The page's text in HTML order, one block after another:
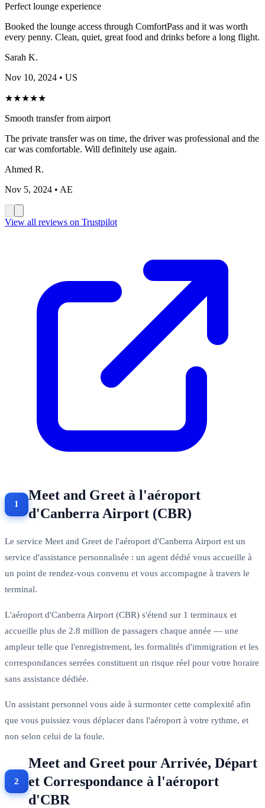
Perfect lounge experience
Booked the lounge access through ComfortPass and it was worth
every penny. Clean, quiet, great food and drinks before a long flight.
Sarah K.
Nov 10, 2024 • US
★★★★★
Smooth transfer from airport
The private transfer was on time, the driver was professional and the
car was comfortable. Will definitely use again.
Ahmed R.
Nov 5, 2024 • AE
View all reviews on Trustpilot
Meet and Greet à l'aéroport
d'Canberra Airport (CBR)
Le service Meet and Greet de l'aéroport d'Canberra Airport est un
service d'assistance personnalisée : un agent dédié vous accueille à
un point de rendez-vous convenu et vous accompagne à travers le
terminal.
L'aéroport d'Canberra Airport (CBR) s'étend sur 1 terminaux et
accueille plus de 2.8 million de passagers chaque année — une
ampleur telle que l'enregistrement, les formalités d'immigration et les
correspondances serrées constituent un risque réel pour votre horaire
sans assistance dédiée.
Un assistant personnel vous aide à surmonter cette complexité afin
que vous puissiez vous déplacer dans l'aéroport à votre rythme, et
non selon celui de la foule.
Meet and Greet pour Arrivée, Départ
et Correspondance à l'aéroport
d'CBR